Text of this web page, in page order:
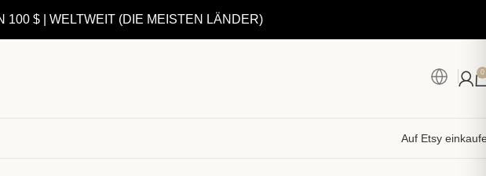
$ | WELTWEIT (DIE MEISTEN LÄNDER)
0
Auf Etsy